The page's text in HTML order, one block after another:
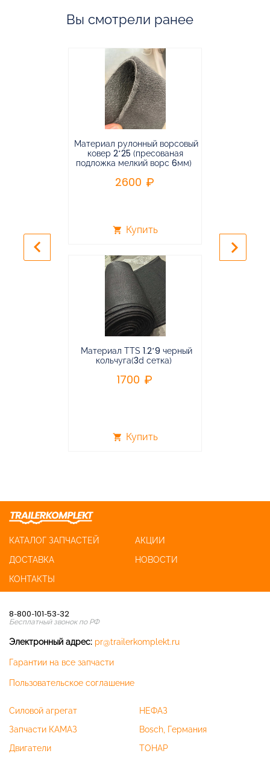
Вы смотрели ранее
Материал рулонный ворсовый
ковер 2*25 (пресованая
подложка мелкий ворс 6мм)
2600
shopping_cart Купить
Материал TTS 1.2*9 черный
кольчуга(3d сетка)
1700
shopping_cart Купить
keyboard_arrow_left keyboard_arrow_right
КАТАЛОГ ЗАПЧАСТЕЙ
АКЦИИ
ДОСТАВКА
НОВОСТИ
КОНТАКТЫ
8-800-101-53-32
Бесплатный звонок по РФ
Электронный адрес: pr@trailerkomplekt.ru
Гарантии на все запчасти
Пользовательское соглашение
Силовой агрегат
Запчасти КАМАЗ
Двигатели
НЕФАЗ
Bosch, Германия
ТОНАР